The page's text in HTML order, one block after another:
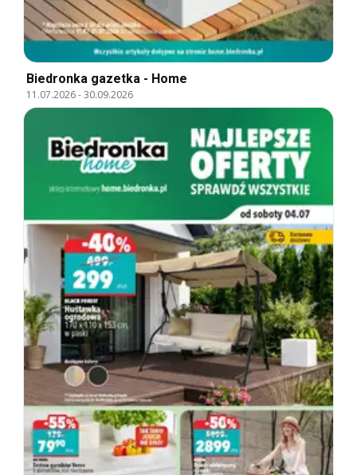
Biedronka gazetka - Home
11.07.2026-30.09.2026